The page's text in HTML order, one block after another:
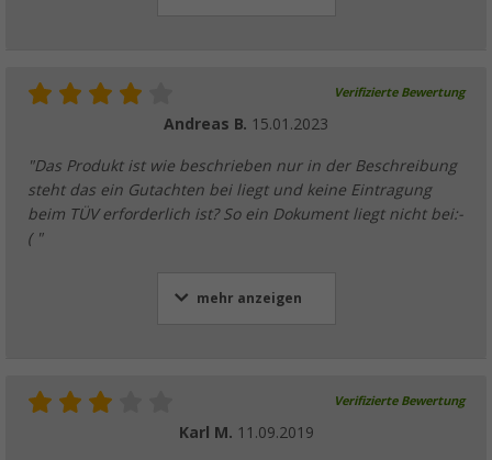
Verifizierte Bewertung
Andreas B. 15.01.2023
"Das Produkt ist wie beschrieben nur in der Beschreibung
steht das ein Gutachten bei liegt und keine Eintragung
beim TÜV erforderlich ist? So ein Dokument liegt nicht bei:-
( "
mehr anzeigen
Verifizierte Bewertung
Karl M. 11.09.2019